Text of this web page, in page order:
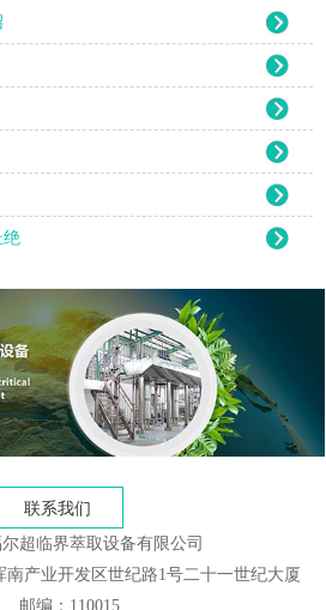
绝
联系我们
超临界萃取设备有限公司
产业开发区世纪路1号二十一世纪大厦
邮编：110015